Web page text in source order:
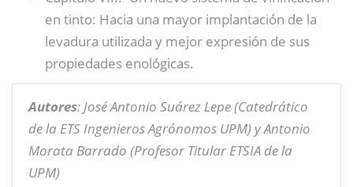
en tinto: Hacia una mayor implantación de la
levadura utilizada y mejor expresión de sus
propiedades enológicas.
Autores: José Antonio Suárez Lepe (Catedrático
de la ETS Ingenieros Agrónomos UPM) y Antonio
Morata Barrado (Profesor Titular ETSIA de la
UPM)